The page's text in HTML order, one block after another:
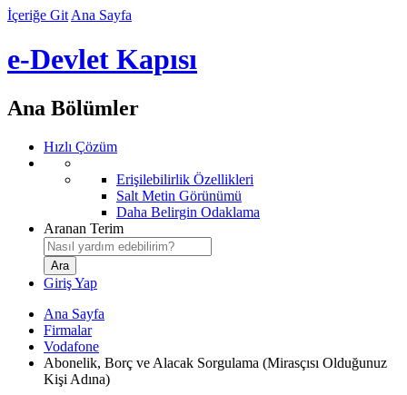
İçeriğe Git Ana Sayfa
e-Devlet Kapısı
Ana Bölümler
Hızlı Çözüm
Erişilebilirlik Özellikleri
Salt Metin Görünümü
Daha Belirgin Odaklama
Aranan Terim
Giriş Yap
Ana Sayfa
Firmalar
Vodafone
Abonelik, Borç ve Alacak Sorgulama (Mirasçısı Olduğunuz
Kişi Adına)